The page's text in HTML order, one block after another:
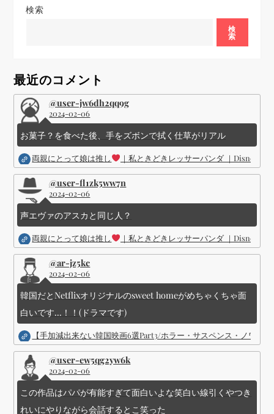
シ
ン
検索
検
索
最近のコメント
@user-jw6dh2qq9g
2024-02-06
お菓子？を食べた後、手をズボンで拭く仕草がリアル
両親にとって娘は推し ｜私ときどきレッサーパンダ ｜Disney (
@user-fl1zk5ww7n
2024-02-06
声エヴァのアスカと同じ人？
両親にとって娘は推し ｜私ときどきレッサーパンダ ｜Disney (
@ar-jz5kc
2024-02-06
韓国だとNetflixオリジナルのsweet homeがめちゃくちゃ面
白いです...！！(ドラマです)
【手加減出来ない韓国映画6選Part3/ホラー・サスペンス・ノワー
@user-ew5qg2yw6k
2024-02-06
この作品はパパが有能すぎて面白いよな笑白い線引くやつき
れいにやりながら会話するとこ笑った